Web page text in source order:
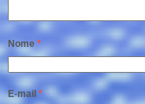
Nome *
E-mail *